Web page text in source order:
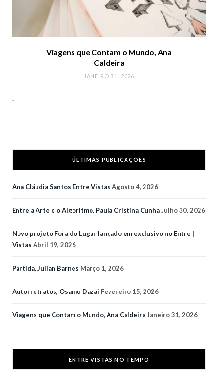
Viagens que Contam o Mundo, Ana
Caldeira
JANEIRO 31, 2026
.
ÚLTIMAS PUBLICAÇÕES
Ana Cláudia Santos Entre Vistas Agosto 4, 2026
Entre a Arte e o Algoritmo, Paula Cristina CunhaJulho 30, 2026
Novo projeto Fora do Lugar lançado em exclusivo no Entre |
Vistas Abril 19, 2026
Partida, Julian Barnes Março 1, 2026
Autorretratos, Osamu Dazai Fevereiro 15, 2026
Viagens que Contam o Mundo, Ana CaldeiraJaneiro 31, 2026
ENTRE VISTAS NO TEMPO